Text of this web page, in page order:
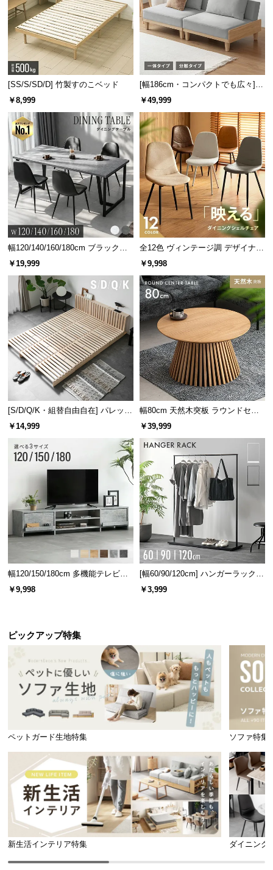
[SS/S/SD/D] 竹製すのこベッド
￥8,999
[幅186cm・コンパクトでも広々] 3
人掛けソファベッド リクライニン
￥49,999
幅120/140/160/180cm ブラックフ
レーム ダイニング 大理石調 4人掛
￥19,999
全12色 ヴィンテージ調 デザイナー
ズシェルチェア
￥9,998
[S/D/Q/K・組替自由自在] パレット
ベッド 8/12/16枚セット
￥14,999
幅80cm 天然木突板 ラウンドセン
ターテーブル 美しい格子デザイン
￥39,999
幅120/150/180cm 多機能テレビボ
ード 木目/石目調 オープン収納・
引き出し収納付き
￥9,998
[幅60/90/120cm] ハンガーラック
スチール 4段階高さ調節 サイドフ
ック オープンラック シンプル
￥3,999
ピックアップ特集
ペットガード生地特集 ソファ特集
新生活インテリア特集 ダイニング